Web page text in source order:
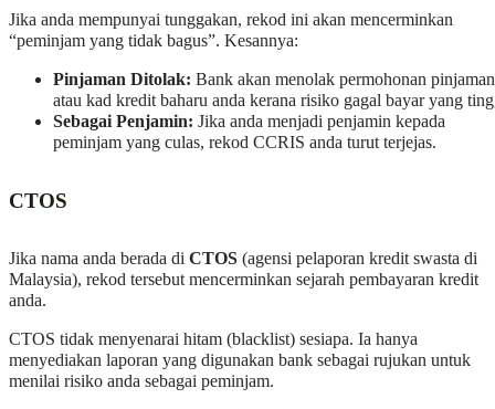
Jika anda mempunyai tunggakan, rekod ini akan mencerminkan
“peminjam yang tidak bagus”. Kesannya:
Pinjaman Ditolak: Bank akan menolak permohonan pinjaman
atau kad kredit baharu anda kerana risiko gagal bayar yang
Sebagai Penjamin: Jika anda menjadi penjamin kepada
peminjam yang culas, rekod CCRIS anda turut terjejas.
CTOS
Jika nama anda berada di CTOS (agensi pelaporan kredit swasta di
Malaysia), rekod tersebut mencerminkan sejarah pembayaran kredit
anda.
CTOS tidak menyenarai hitam (blacklist) sesiapa. Ia hanya
menyediakan laporan yang digunakan bank sebagai rujukan untuk
menilai risiko anda sebagai peminjam.